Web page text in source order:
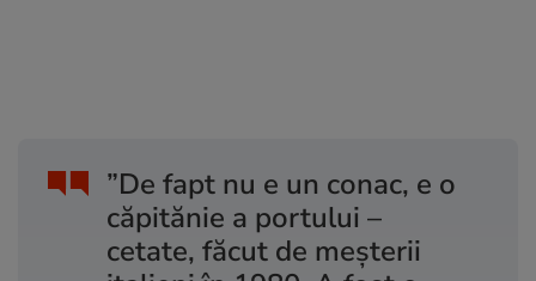
”De fapt nu e un conac, e o
căpitănie a portului –
cetate, făcut de meșterii